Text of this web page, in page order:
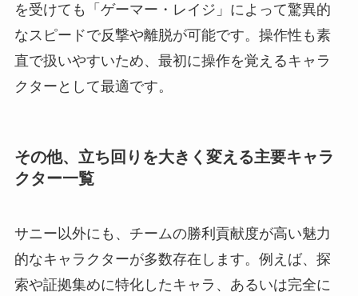
を受けても「ゲーマー・レイジ」によって驚異的
なスピードで反撃や離脱が可能です。操作性も素
直で扱いやすいため、最初に操作を覚えるキャラ
クターとして最適です。
その他、立ち回りを大きく変える主要キャラ
クター一覧
サニー以外にも、チームの勝利貢献度が高い魅力
的なキャラクターが多数存在します。例えば、探
索や証拠集めに特化したキャラ、あるいは完全に